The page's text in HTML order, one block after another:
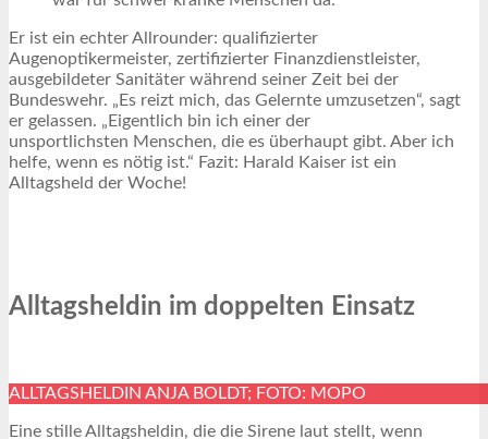
Er ist ein echter Allrounder: qualifizierter
Augenoptikermeister, zertifizierter Finanzdienstleister,
ausgebildeter Sanitäter während seiner Zeit bei der
Bundeswehr. „Es reizt mich, das Gelernte umzusetzen“, sagt
er gelassen. „Eigentlich bin ich einer der
unsportlichsten Menschen, die es überhaupt gibt. Aber ich
helfe, wenn es nötig ist.“ Fazit: Harald Kaiser ist ein
Alltagsheld der Woche!
Alltagsheldin im doppelten Einsatz
ALLTAGSHELDIN ANJA BOLDT; FOTO: MOPO
Eine stille Alltagsheldin, die die Sirene laut stellt, wenn